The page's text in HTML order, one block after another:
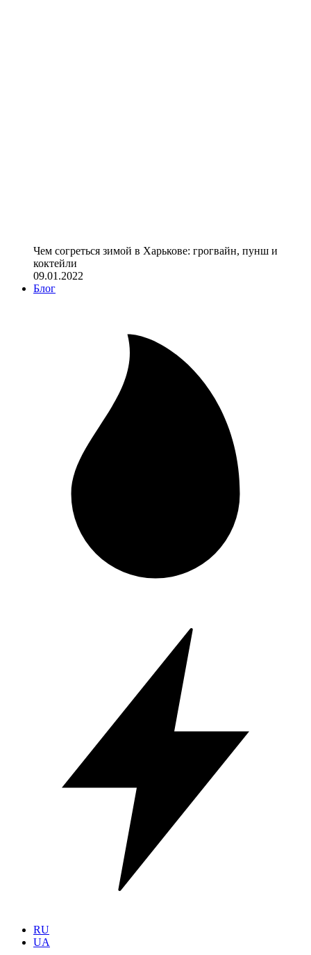
Чем согреться зимой в Харькове: грогвайн, пунш и
коктейли
09.01.2022
Блог
RU
UA